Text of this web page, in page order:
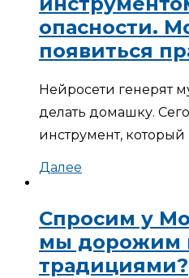
опасности.
появиться
Нейросети генерят
делать домашку.
инструмент,
Далее
Спросим у
мы дорожим
традициями?